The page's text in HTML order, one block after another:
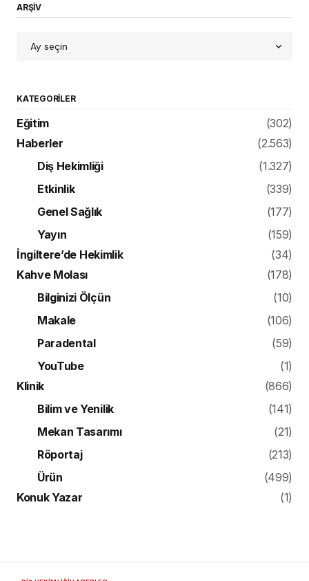
ARŞİV
KATEGORILER
Eğitim
(302)
Haberler
(2.563)
Diş Hekimliği
(1.327)
Etkinlik
(339)
Genel Sağlık
(177)
Yayın
(159)
İngiltere’de Hekimlik
(34)
Kahve Molası
(178)
Bilginizi Ölçün
(10)
Makale
(106)
Paradental
(59)
YouTube
(1)
Klinik
(866)
Bilim ve Yenilik
(141)
Mekan Tasarımı
(21)
Röportaj
(213)
Ürün
(499)
Konuk Yazar
(1)